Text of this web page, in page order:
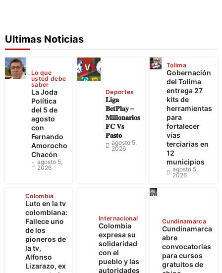
Ultimas Noticias
Lo que
usted debe
saber
La Joda
Política
del 5 de
agosto
con
Fernando
Amorocho
Chacón
agosto 5,
2026
Deportes
𝐋𝐢𝐠𝐚
𝐁𝐞𝐭𝐏𝐥𝐚𝐲 –
𝐌𝐢𝐥𝐥𝐨𝐧𝐚𝐫𝐢𝐨𝐬
𝐅𝐂 𝐕𝐬
𝐏𝐚𝐬𝐭𝐨
agosto 5,
2026
Tolima
Gobernación
del Tolima
entrega 27
kits de
herramientas
para
fortalecer
vías
terciarias en
12
municipios
agosto 5,
2026
Colombia
Luto en la tv
colombiana:
Fallece uno
de los
pioneros de
la tv,
Alfonso
Lizarazo, ex
Internacional
Colombia
expresa su
solidaridad
con el
pueblo y las
autoridades
Cundinamarca
Cundinamarca
abre
convocatorias
para cursos
gratuitos de